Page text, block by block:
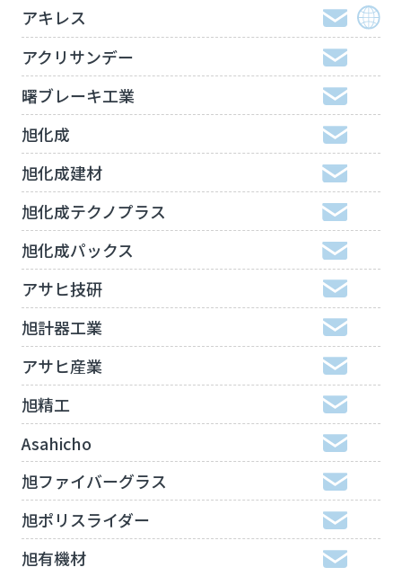
アキレス
アクリサンデー
曙ブレーキ工業
旭化成
旭化成建材
旭化成テクノプラス
旭化成パックス
アサヒ技研
旭計器工業
アサヒ産業
旭精工
Asahicho
旭ファイバーグラス
旭ポリスライダー
旭有機材